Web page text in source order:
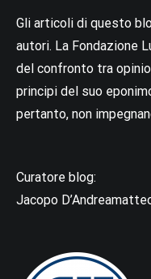
Gli articoli di questo
autori. La Fondazione
del confronto tra
principi del suo
pertanto, non
Curatore blog:
Jacopo